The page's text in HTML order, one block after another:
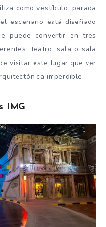
como vestíbulo, parada
escenario está diseñado
puede convertir en tres
teatro, sala o sala
visitar este lugar que ver
imperdible.
IMG